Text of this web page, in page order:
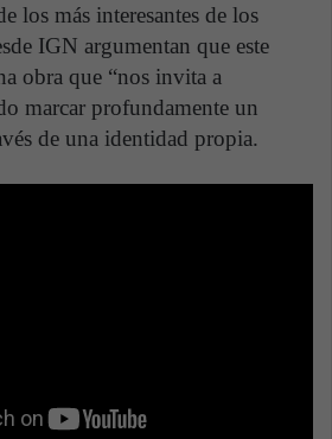
los más interesantes de los
IGN argumentan que este
obra que “nos invita a
marcar profundamente un
de una identidad propia.